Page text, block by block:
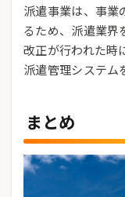
派遣事業は、事業
るため、派遣業界
改正が行われた時
派遣管理システム
まとめ